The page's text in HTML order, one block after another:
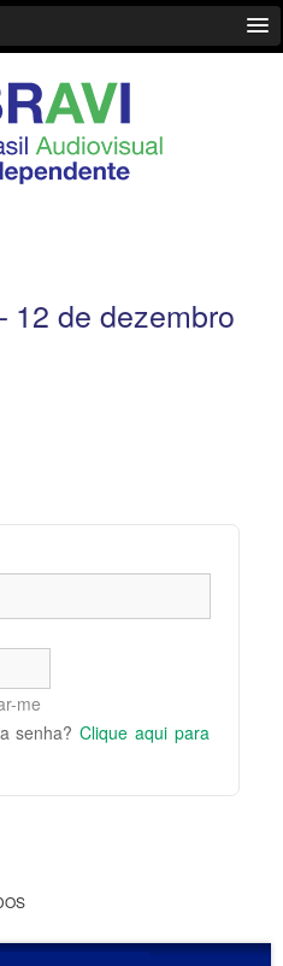
12 de dezembro
me
senha? Clique aqui para